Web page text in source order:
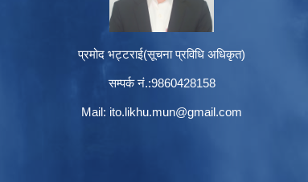
प्रमोद भट्टराई(सूचना प्रविधि अधिकृत)
सम्पर्क नं.:9860428158
Mail: ito.likhu.mun@gmail.com